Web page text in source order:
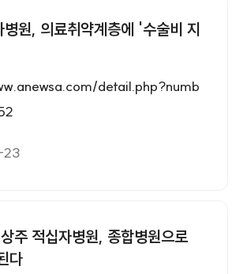
받았다고 밝혔다. 응급의료기관
급의료센터, 지역응급의료센터,
기관에서 제공하는 응급의료서비
을 유도하기 위해 매년 보건복지부
항목은 필수 영역(인력, 시설 및 장
인력의 적절성, 응급시설 운용의 적
료 질 관리 체계의 적절성), 환자 중
병원, 의료취약계층에 '수술비 지
detail.php?numb
주 적십자병원, 종합병원으로
다